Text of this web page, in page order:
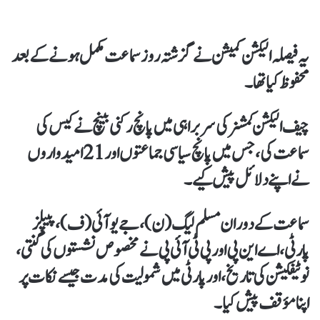
یہ فیصلہ الیکشن کمیشن نے گزشتہ روز سماعت مکمل ہونے کے بعد
محفوظ کیا تھا۔
چیف الیکشن کمشنر کی سربراہی میں پانچ رکنی بینچ نے کیس کی
سماعت کی، جس میں پانچ سیاسی جماعتوں اور 21 امیدواروں
نے اپنے دلائل پیش کیے۔
سماعت کے دوران مسلم لیگ (ن)، جے یو آئی (ف)، پیپلز
پارٹی، اے این پی اور پی ٹی آئی پی نے مخصوص نشستوں کی گنتی،
نوٹیفکیشن کی تاریخ، اور پارٹی میں شمولیت کی مدت جیسے نکات پر
اپنا مؤقف پیش کیا۔